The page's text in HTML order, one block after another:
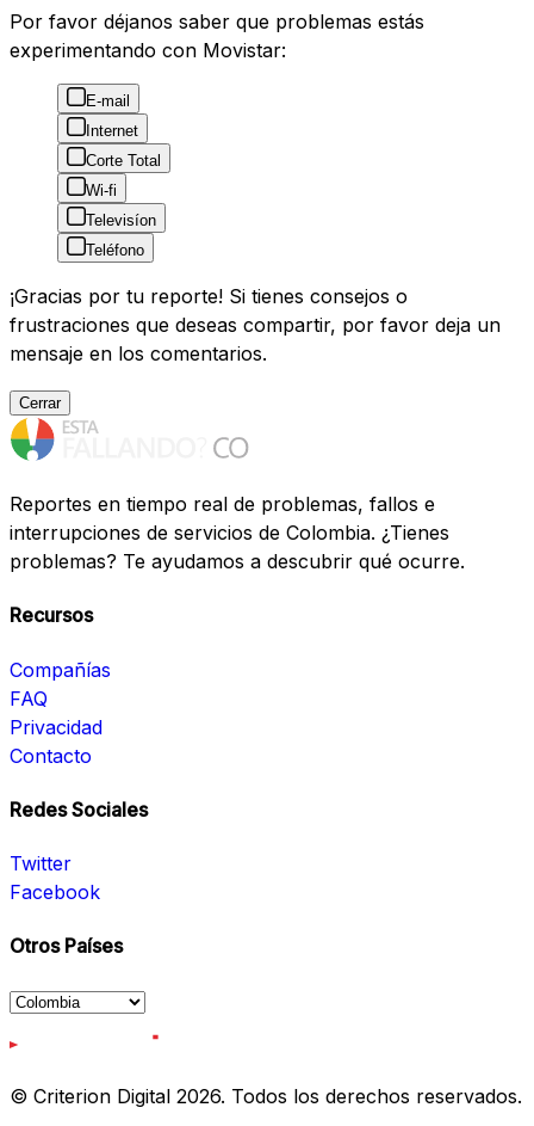
Por favor déjanos saber que problemas estás
experimentando con Movistar:
E-mail
Internet
Corte Total
Wi-fi
Televisíon
Teléfono
¡Gracias por tu reporte! Si tienes consejos o
frustraciones que deseas compartir, por favor deja un
mensaje en los comentarios.
Cerrar
Reportes en tiempo real de problemas, fallos e
interrupciones de servicios de Colombia. ¿Tienes
problemas? Te ayudamos a descubrir qué ocurre.
Recursos
Compañías
FAQ
Privacidad
Contacto
Redes Sociales
Twitter
Facebook
Otros Países
© Criterion Digital 2026. Todos los derechos reservados.